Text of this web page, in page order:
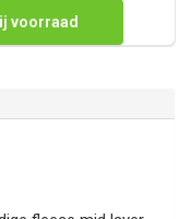
voorraad